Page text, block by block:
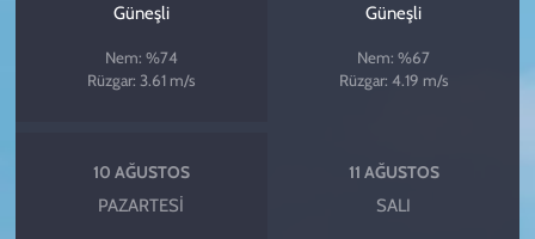
Güneşli
Nem: %74
Rüzgar: 3.61 m/s
Güneşli
Nem: %67
Rüzgar: 4.19 m/s
10 AĞUSTOS
PAZARTESI
11 AĞUSTOS
SALI